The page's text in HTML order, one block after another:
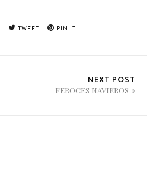
TWEET PIN IT
NEXT POST
FEROCES NAVIEROS